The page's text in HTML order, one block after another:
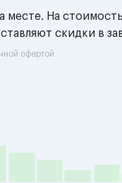
месте. На
скидки в
офертой